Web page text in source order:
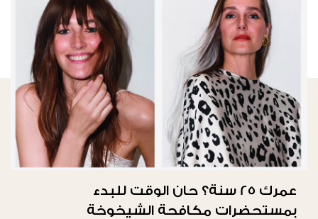
عمرك 25 سنة؟ حان الوقت للبدء
بمستحضرات مكافحة الشيخوخة